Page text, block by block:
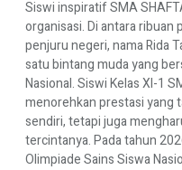
Siswi inspiratif SMA
organisasi. Di antara ribuan
penjuru negeri, nama Rida
satu bintang muda yang
Nasional. Siswi Kelas XI-1
menorehkan prestasi yang
sendiri, tetapi juga
tercintanya. Pada tahun
Olimpiade Sains Siswa